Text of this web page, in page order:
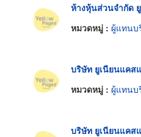
ห้างหุ้นส่วนจำกัด
หมวดหมู่ : ผู้แทนบ
บริษัท ยูเนียนแคส
หมวดหมู่ : ผู้แทนบ
บริษัท ยูเนียนแคส